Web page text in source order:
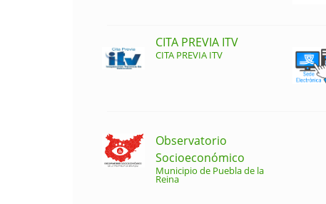
CITA PREVIA ITV
CITA PREVIA ITV
Observatorio
Socioeconómico
Municipio de Puebla de la
Reina